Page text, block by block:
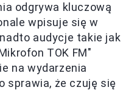
odgrywa kluczową
wpisuje się w
audycje takie jak
TOK FM"
na wydarzenia
sprawia, że czuję się